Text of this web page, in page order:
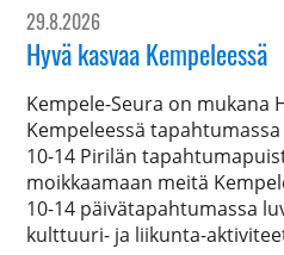
29.8.2026
Hyvä kasvaa Kempeleessä
Kempele-Seura on mukana
Kempeleessä
10-14 Pirilän
moikkaamaan meitä
10-14 päivätapahtumassa
kulttuuri- ja liikunta-